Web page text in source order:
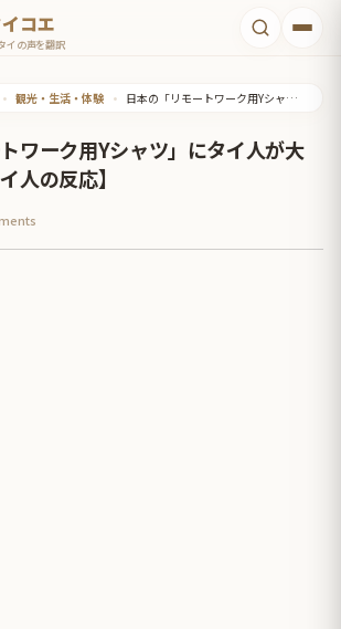
コエ
イの声を翻訳
• 観光・生活・体験 • 日本の「リモートワーク用Yシャツ」にタイ人が大ウケｗｗｗ【タイ人の反応】
ワーク用Yシャツ」にタイ人が大
人の反応】